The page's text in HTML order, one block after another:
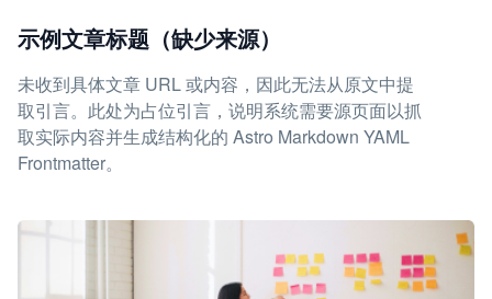
示例文章标题（缺少来源）
未收到具体文章 URL 或内容，因此无法从原文中提
取引言。此处为占位引言，说明系统需要源页面以抓
取实际内容并生成结构化的 Astro Markdown YAML
Frontmatter。